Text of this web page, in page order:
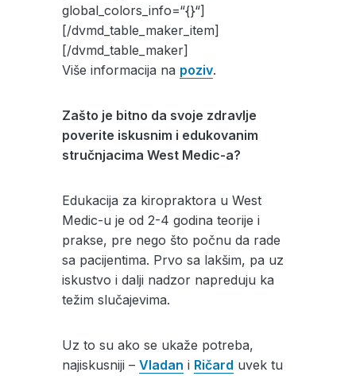
global_colors_info=“{}“]
[/dvmd_table_maker_item]
[/dvmd_table_maker]
Više informacija na poziv.
Zašto je bitno da svoje zdravlje
poverite iskusnim i edukovanim
stručnjacima West Medic-a?
Edukacija za kiropraktora u West
Medic-u je od 2-4 godina teorije i
prakse, pre nego što počnu da rade
sa pacijentima. Prvo sa lakšim, pa uz
iskustvo i dalji nadzor napreduju ka
težim slučajevima.
Uz to su ako se ukaže potreba,
najiskusniji –Vladan i Ričard uvek tu